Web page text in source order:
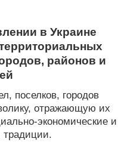
в Украине
районов и
поселков, городов
отражающую их
экономические и
традиции.